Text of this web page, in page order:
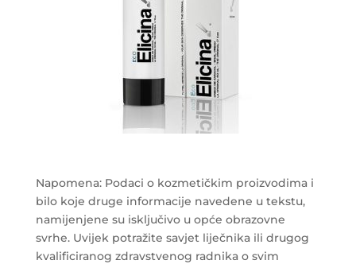
Napomena: Podaci o kozmetičkim proizvodima i
bilo koje druge informacije navedene u tekstu,
namijenjene su isključivo u opće obrazovne
svrhe. Uvijek potražite savjet liječnika ili drugog
kvalificiranog zdravstvenog radnika o svim